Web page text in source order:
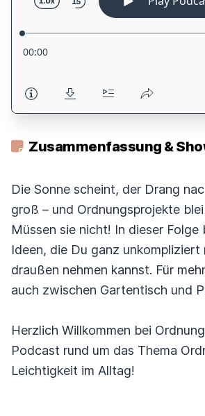
Zusammenfassung &
Die Sonne scheint, der Drang
groß – und Ordnungsprojekte
Müssen sie nicht! In dieser Folge
Ideen, die Du ganz unkompliziert
draußen nehmen kannst. Für
auch zwischen Gartentisch und
Herzlich Willkommen bei
Podcast rund um das Thema
Leichtigkeit im Alltag!